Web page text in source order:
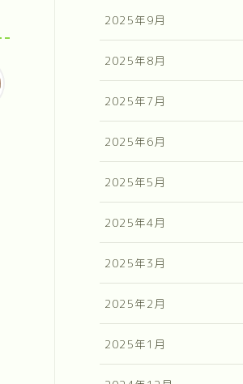
2025年9月
2025年8月
2025年7月
2025年6月
2025年5月
2025年4月
2025年3月
2025年2月
2025年1月